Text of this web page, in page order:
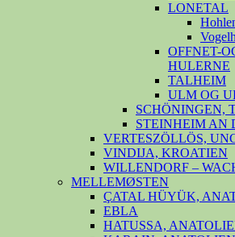
LONETAL
OFFNET-
HULERNE
TALHEIM
ULM OG
SCHÖNINGEN,
STEINHEIM AN
VERTESZÖLLÖS,
VINDIJA, KROATIEN
WILLENDORF –
MELLEMØSTEN
ÇATAL HÜYÜK,
EBLA
HATUSSA,